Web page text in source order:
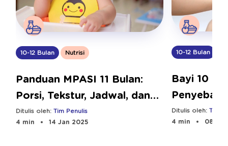
10-12 Bulan Nutrisi
Panduan MPASI 11 Bulan:
Porsi, Tekstur, Jadwal, dan
Resepnya
Ditulis oleh: Tim Penulis
4 min
14 Jan 2025
10-12 Bulan
Bayi 10
Penyebab
Ditulis oleh: Tim
4 min
08